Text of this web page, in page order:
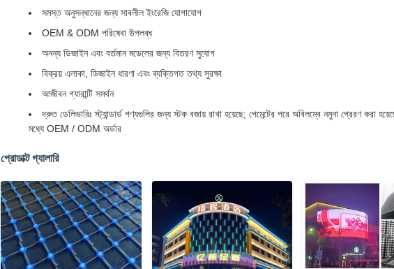
সমস্ত অনুসন্ধানের জন্য সাবলীল ইংরেজি যোগাযোগ
OEM & ODM পরিষেবা উপলব্ধ
অনন্য ডিজাইন এবং বর্তমান মডেলের জন্য বিতরণ সুযোগ
বিক্রয় এলাকা, ডিজাইন ধারণা এবং ব্যক্তিগত তথ্য সুরক্ষা
আজীবন গ্যারান্টি সমর্থন
দ্রুত ডেলিভারিঃ স্ট্যান্ডার্ড পণ্যগুলির জন্য স্টক বজায় রাখা হয়েছে; পেমেন্টের পরে অবিলম্বে নমুনা প্রেরণ করা
মধ্যে OEM / ODM অর্ডার
প্রোডাক্ট গ্যালারি